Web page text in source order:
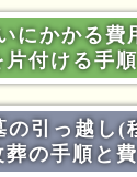
にかかる費
片付ける手
の引っ越し(
葬の手順と